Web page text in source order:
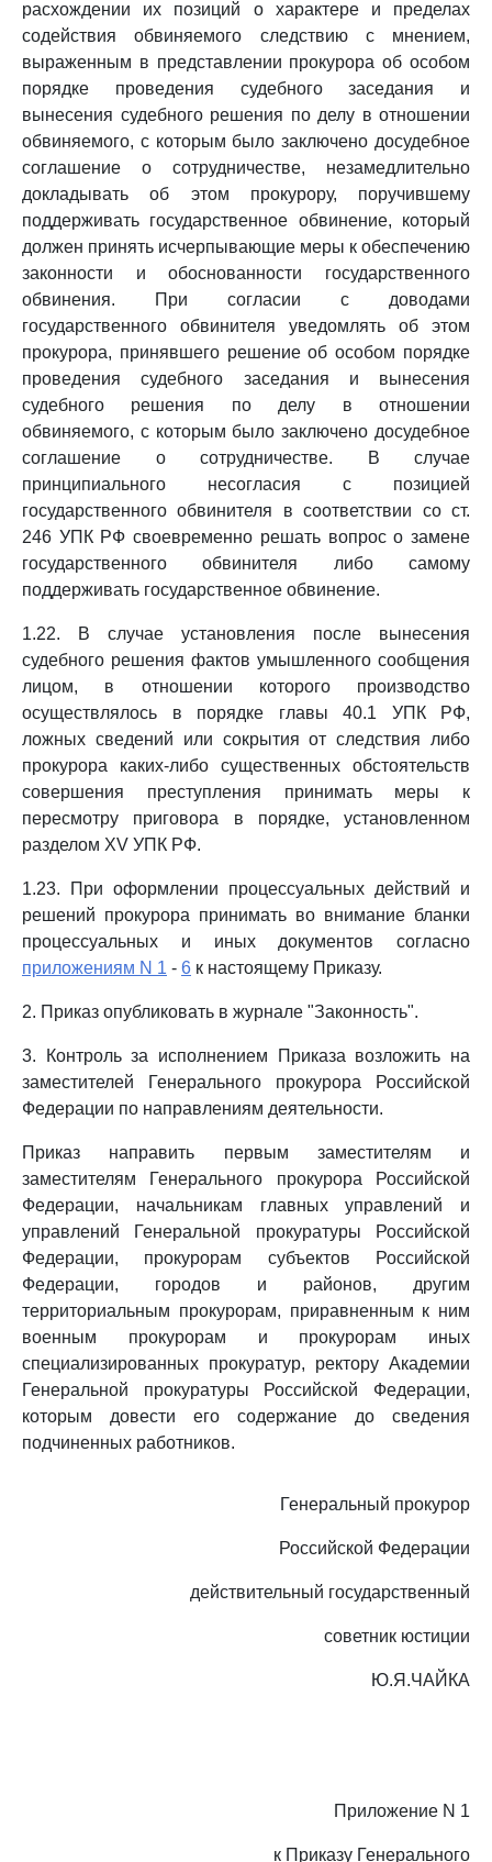
расхождении их позиций о характере и пределах
содействия обвиняемого следствию с мнением,
выраженным в представлении прокурора об особом
порядке проведения судебного заседания и
вынесения судебного решения по делу в отношении
обвиняемого, с которым было заключено досудебное
соглашение о сотрудничестве, незамедлительно
докладывать об этом прокурору, поручившему
поддерживать государственное обвинение, который
должен принять исчерпывающие меры к обеспечению
законности и обоснованности государственного
обвинения. При согласии с доводами
государственного обвинителя уведомлять об этом
прокурора, принявшего решение об особом порядке
проведения судебного заседания и вынесения
судебного решения по делу в отношении
обвиняемого, с которым было заключено досудебное
соглашение о сотрудничестве. В случае
принципиального несогласия с позицией
государственного обвинителя в соответствии со ст.
246 УПК РФ своевременно решать вопрос о замене
государственного обвинителя либо самому
поддерживать государственное обвинение.
1.22. В случае установления после вынесения
судебного решения фактов умышленного сообщения
лицом, в отношении которого производство
осуществлялось в порядке главы 40.1 УПК РФ,
ложных сведений или сокрытия от следствия либо
прокурора каких-либо существенных обстоятельств
совершения преступления принимать меры к
пересмотру приговора в порядке, установленном
разделом XV УПК РФ.
1.23. При оформлении процессуальных действий и
решений прокурора принимать во внимание бланки
процессуальных и иных документов согласно
приложениям N 1 - 6 к настоящему Приказу.
2. Приказ опубликовать в журнале "Законность".
3. Контроль за исполнением Приказа возложить на
заместителей Генерального прокурора Российской
Федерации по направлениям деятельности.
Приказ направить первым заместителям и
заместителям Генерального прокурора Российской
Федерации, начальникам главных управлений и
управлений Генеральной прокуратуры Российской
Федерации, прокурорам субъектов Российской
Федерации, городов и районов, другим
территориальным прокурорам, приравненным к ним
военным прокурорам и прокурорам иных
специализированных прокуратур, ректору Академии
Генеральной прокуратуры Российской Федерации,
которым довести его содержание до сведения
подчиненных работников.
Генеральный прокурор
Российской Федерации
действительный государственный
советник юстиции
Ю.Я.ЧАЙКА
Приложение N 1
к Приказу Генерального